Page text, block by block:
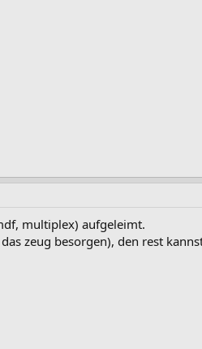
multiplex) aufgeleimt.
zeug besorgen), den rest